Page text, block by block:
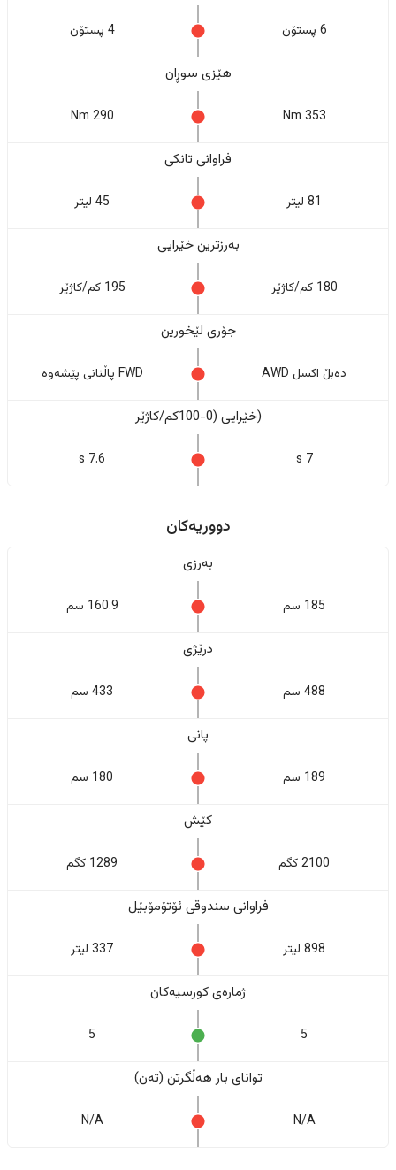
6 پستۆن 4 پستۆن
هێزی سوڕان
353 Nm
290 Nm
فراوانی تانکی
81 لیتر 45 لیتر
بەرزترین خێرایی
180 کم/کاژێر 195 کم/کاژێر
جۆری لێخورین
دەبڵ اکسل AWD FWD پاڵنانی پێشەوە
(خێرایی (0-100کم/کاژێر
7 s
7.6 s
دووریەکان
بەرزی
185 سم 160.9 سم
درێژی
488 سم 433 سم
پانی
189 سم 180 سم
کێش
2100 کگم 1289 کگم
فراوانی سندوقی ئۆتۆمۆبێل
898 لیتر 337 لیتر
ژمارەی کورسیەکان
5
5
تواناى بار هەڵگرتن (تەن)
N/A
N/A